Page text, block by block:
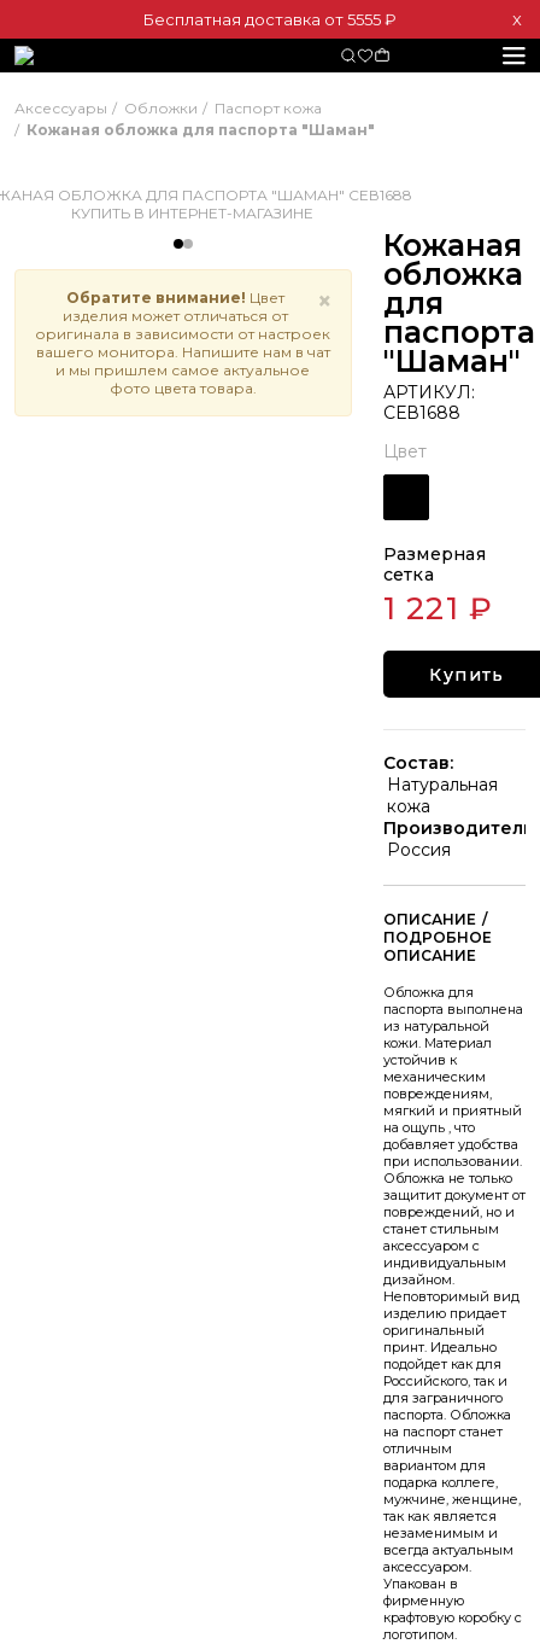
Бесплатная доставка от 5555 ₽ Х
Аксессуары Обложки
Паспорт кожа
Кожаная обложка для паспорта "Шаман"
×
Обратите внимание! Цвет
изделия может отличаться от
оригинала в зависимости от настроек
вашего монитора. Напишите нам в чат
и мы пришлем самое актуальное
фото цвета товара.
Кожаная
обложка
для
паспорта
"Шаман"
АРТИКУЛ:
СЕВ1688
Цвет
Размерная
сетка
1 221 ₽
Купить
Состав:
Натуральная
кожа
Производитель:
Россия
/
Обложка для
паспорта выполнена
из натуральной
кожи. Материал
устойчив к
механическим
повреждениям,
мягкий и приятный
на ощупь , что
добавляет удобства
при использовании.
Обложка не только
защитит документ от
повреждений, но и
станет стильным
аксессуаром с
индивидуальным
дизайном.
Неповторимый вид
изделию придает
оригинальный
принт. Идеально
подойдет как для
Российского, так и
для заграничного
паспорта. Обложка
на паспорт станет
отличным
вариантом для
подарка коллеге,
мужчине, женщине,
так как является
незаменимым и
всегда актуальным
аксессуаром.
Упакован в
фирменную
крафтовую коробку с
логотипом.